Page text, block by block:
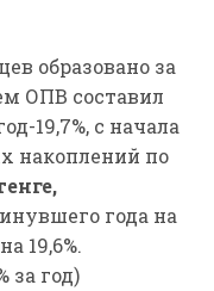
образовано за
ОПВ составил
19,7%, с начала
накоплений по
года на
19,6%.
за год)